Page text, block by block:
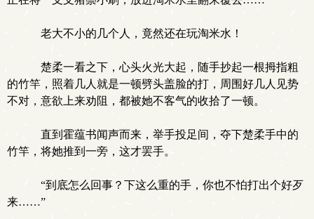
老大不小的几个人，竟然还在玩淘米水！
楚柔一看之下，心头火光大起，随手抄起一根拇指粗
的竹竿，照着几人就是一顿劈头盖脸的打，周围好几人见势
不对，意欲上来劝阻，都被她不客气的收拾了一顿。
直到霍蕴书闻声而来，举手投足间，夺下楚柔手中的
竹竿，将她推到一旁，这才罢手。
“到底怎么回事？下这么重的手，你也不怕打出个好歹
来……”